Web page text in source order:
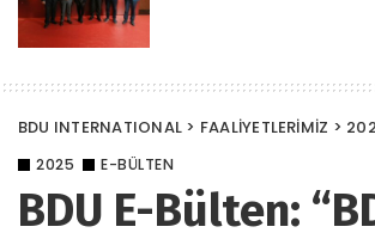
BDU INTERNATIONAL > FAALİYETLERİMİZ >
2025 E-BÜLTEN
BDU E-Bülten: